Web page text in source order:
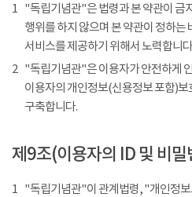
1 "독립기념관"은 법령과 본 약관이 금
행위를 하지 않으며 본 약관이 정하
서비스를 제공하기 위해서 노력합니
2 "독립기념관"은 이용자가 안전하게
이용자의 개인정보(신용정보 포함)보
구축합니다.
제9조(이용자의 ID 및 비
1 "독립기념관"이 관계법령, "개인정